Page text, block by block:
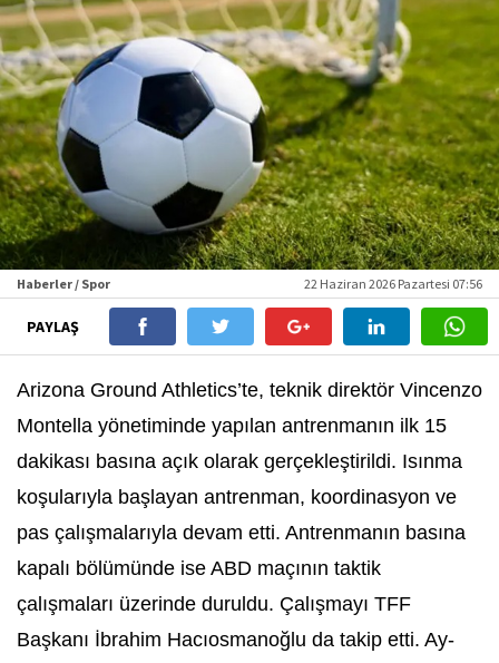
Haberler / Spor 22 Haziran 2026 Pazartesi 07:56
PAYLAŞ
Arizona Ground Athletics’te, teknik direktör Vincenzo
Montella yönetiminde yapılan antrenmanın ilk 15
dakikası basına açık olarak gerçekleştirildi. Isınma
koşularıyla başlayan antrenman, koordinasyon ve
pas çalışmalarıyla devam etti. Antrenmanın basına
kapalı bölümünde ise ABD maçının taktik
çalışmaları üzerinde duruldu. Çalışmayı TFF
Başkanı İbrahim Hacıosmanoğlu da takip etti. Ay-